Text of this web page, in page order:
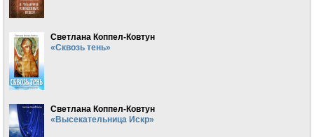
Светлана Коппел-Ковтун
«Сквозь тень»
Светлана Коппел-Ковтун
«Высекательница Искр»